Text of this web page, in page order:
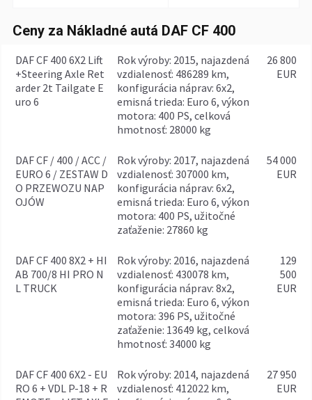
Ceny za Nákladné autá DAF CF 400
DAF CF 400 6X2 Lift
+Steering Axle Ret
arder 2t Tailgate E
uro 6
rok výroby: 2015, najazdená
vzdialenosť: 486289 km,
konfigurácia náprav: 6x2,
emisná trieda: Euro 6, výkon
motora: 400 PS, celková
hmotnosť: 28000 kg
26 800
EUR
DAF CF / 400 / ACC /
EURO 6 / ZESTAW D
O PRZEWOZU NAP
OJÓW
rok výroby: 2017, najazdená
vzdialenosť: 307000 km,
konfigurácia náprav: 6x2,
emisná trieda: Euro 6, výkon
motora: 400 PS, užitočné
zaťaženie: 27860 kg
54 000
EUR
DAF CF 400 8X2 + HI
AB 700/8 HI PRO N
L TRUCK
rok výroby: 2016, najazdená
vzdialenosť: 430078 km,
konfigurácia náprav: 8x2,
emisná trieda: Euro 6, výkon
motora: 396 PS, užitočné
zaťaženie: 13649 kg, celková
hmotnosť: 34000 kg
129
500
EUR
DAF CF 400 6X2 - EU
RO 6 + VDL P-18 + R
rok výroby: 2014, najazdená
vzdialenosť: 412022 km,
27 950
EUR